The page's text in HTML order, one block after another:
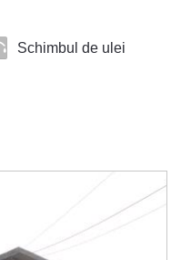
Schimbul de ulei